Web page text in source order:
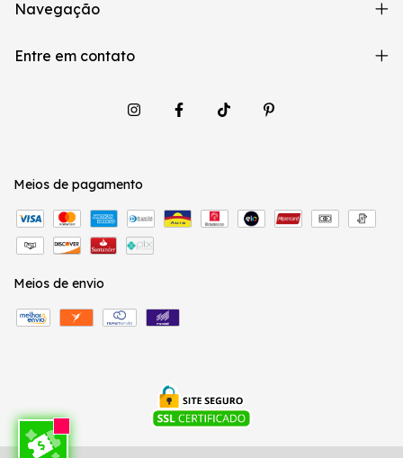
Navegação
Entre em contato
Meios de pagamento
Meios de envio